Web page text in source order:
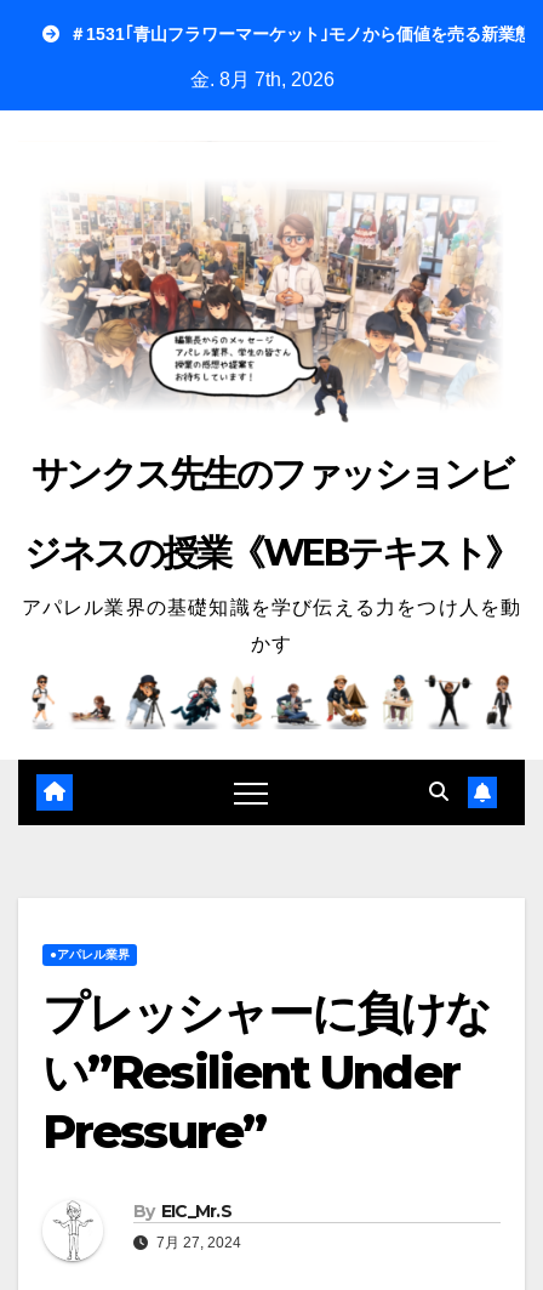
＃1531｢青山フラワーマーケット｣モノから価値を売る新業態
金. 8月 7th, 2026
サンクス先生のファッションビ
ジネスの授業《WEBテキスト》
アパレル業界の基礎知識を学び伝える力をつけ人を動
かす
●アパレル業界
プレッシャーに負けな
い”Resilient Under
Pressure”
By EIC_Mr.S
7月 27, 2024